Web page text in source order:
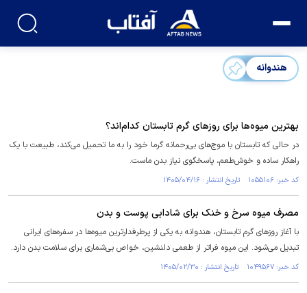
هندوانه
بهترین میوه‌ها برای روز‌های گرم تابستان کدام‌اند؟
در حالی که تابستان با موج‌های بی‌رحمانه گرما خود را به ما تحمیل می‌کند، طبیعت با یک
راهکار ساده و خوش‌طعم، پاسخگوی نیاز بدن ماست.
کد خبر: ۱۰۵۵۱۰۶ تاریخ انتشار : ۱۴۰۵/۰۴/۱۶
مصرف میوه سرخ و خنک برای شادابی پوست و بدن
با آغاز روز‌های گرم تابستان، هندوانه به یکی از پرطرفدارترین میوه‌ها در سفره‌های ایرانی
تبدیل می‌شود. این میوه فراتر از طعمی دلنشین، خواص بی‌شماری برای سلامت بدن دارد.
کد خبر: ۱۰۴۹۵۶۷ تاریخ انتشار : ۱۴۰۵/۰۲/۳۰